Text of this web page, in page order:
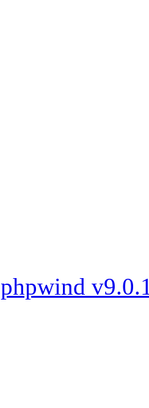
phpwind